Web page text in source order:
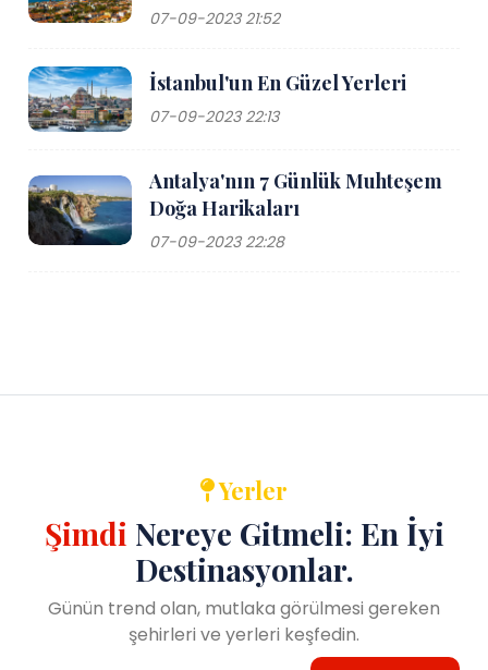
07-09-2023 21:52
İstanbul'un En Güzel Yerleri
07-09-2023 22:13
Antalya'nın 7 Günlük Muhteşem
Doğa Harikaları
07-09-2023 22:28
Yerler
Şimdi Nereye Gitmeli: En İyi
Destinasyonlar.
Günün trend olan, mutlaka görülmesi gereken
şehirleri ve yerleri keşfedin.